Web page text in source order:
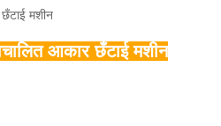
मशीन
आकार छँटाई मशीन